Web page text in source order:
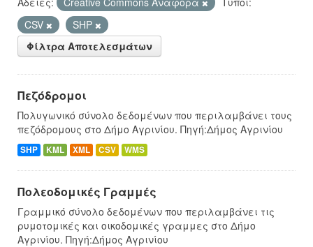
CSV
SHP
Φίλτρα Αποτελεσμάτων
Πεζόδρομοι
Πολυγωνικό σύνολο δεδομένων που περιλαμβάνει τους
πεζόδρομους στο Δήμο Αγρινίου. Πηγή:Δήμος Αγρινίου
SHP KML XML CSV WMS
Πολεοδομικές Γραμμές
Γραμμικό σύνολο δεδομένων που περιλαμβάνει τις
ρυμοτομικές και οικοδομικές γραμμες στο Δήμο
Αγρινίου. Πηγή:Δήμος Αγρινίου